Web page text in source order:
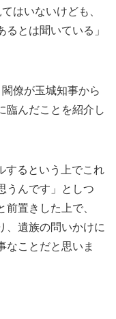
はいないけども、
とは聞いている」
僚が玉城知事から
臨んだことを紹介し
するという上でこれ
うんです」としつ
置きした上で、
、遺族の問いかけに
なことだと思いま